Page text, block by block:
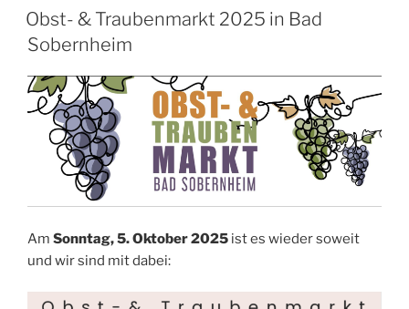
AM
Obst- & Traubenmarkt 2025 in Bad
Sobernheim
Am Sonntag, 5. Oktober 2025 ist es wieder soweit
und wir sind mit dabei: